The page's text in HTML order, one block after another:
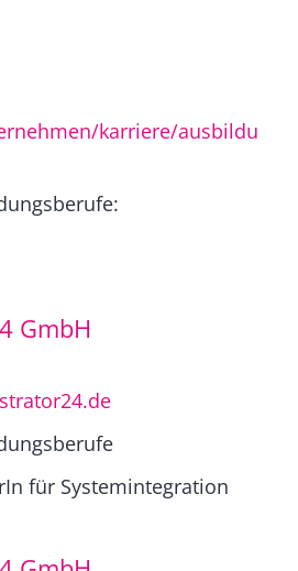
karriere/ausbildu
GmbH
für Systemintegration